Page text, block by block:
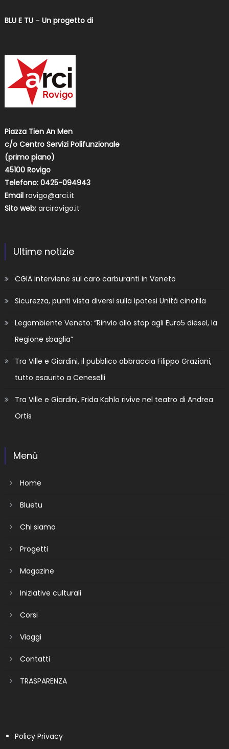
BLU E TU– Un progetto di
Piazza Tien An Men
c/o Centro Servizi Polifunzionale
(primo piano)
45100 Rovigo
Telefono: 0425-094943
Email rovigo@arci.it
Sito web: arcirovigo.it
Ultime notizie
CGIA interviene sul caro carburanti in Veneto
Sicurezza, punti vista diversi sulla ipotesi Unità cinofila
Legambiente Veneto: “Rinvio allo stop agli Euro5 diesel, la
Regione sbaglia”
Tra Ville e Giardini, il pubblico abbraccia Filippo Graziani,
tutto esaurito a Ceneselli
Tra Ville e Giardini, Frida Kahlo rivive nel teatro di Andrea
Ortis
Menù
Home
Bluetu
Chi siamo
Progetti
Magazine
Iniziative culturali
Corsi
Viaggi
Contatti
TRASPARENZA
Policy Privacy